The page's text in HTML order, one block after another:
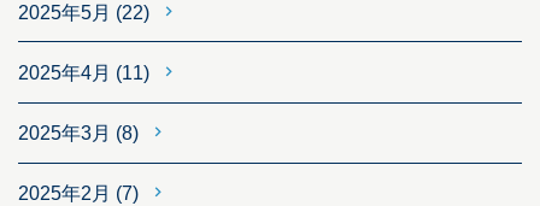
2025年5月 (22)
2025年4月 (11)
2025年3月 (8)
2025年2月 (7)